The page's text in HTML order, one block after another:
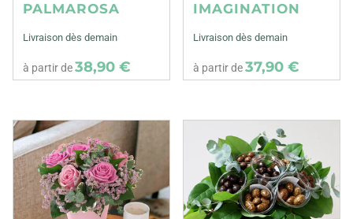
PALMAROSA
Livraison dès demain
à partir de38,90 €
IMAGINATION
Livraison dès demain
à partir de37,90 €